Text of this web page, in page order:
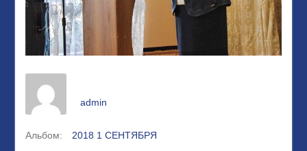
admin
Альбом: 2018 1 СЕНТЯБРЯ